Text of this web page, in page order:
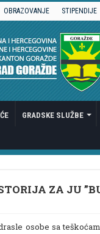
OBRAZOVANJE STIPENDIJE
GRADSKE SLUŽBE
ZA JU
osobe sa